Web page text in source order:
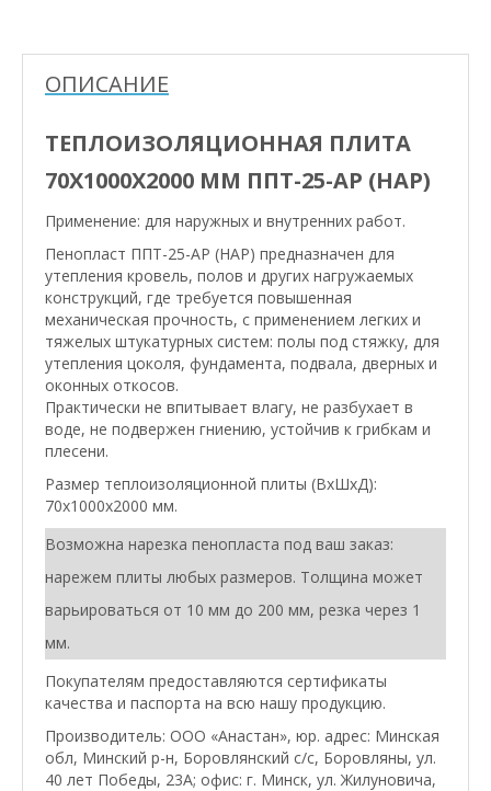
ОПИСАНИЕ
ТЕПЛОИЗОЛЯЦИОННАЯ ПЛИТА
70X1000X2000 ММ ППТ-25-АР (НАР)
Применение: для наружных и внутренних работ.
Пенопласт ППТ-25-АР (НАР) предназначен для
утепления кровель, полов и других нагружаемых
конструкций, где требуется повышенная
механическая прочность, с применением легких и
тяжелых штукатурных систем: полы под стяжку, для
утепления цоколя, фундамента, подвала, дверных и
оконных откосов.
Практически не впитывает влагу, не разбухает в
воде, не подвержен гниению, устойчив к грибкам и
плесени.
Размер теплоизоляционной плиты (ВхШхД):
70х1000х2000 мм.
Возможна нарезка пенопласта под ваш заказ:
нарежем плиты любых размеров. Толщина может
варьироваться от 10 мм до 200 мм, резка через 1
мм.
Покупателям предоставляются сертификаты
качества и паспорта на всю нашу продукцию.
Производитель: ООО «Анастан», юр. адрес: Минская
обл, Минский р-н, Боровлянский с/с, Боровляны, ул.
40 лет Победы, 23А; офис: г. Минск, ул. Жилуновича,